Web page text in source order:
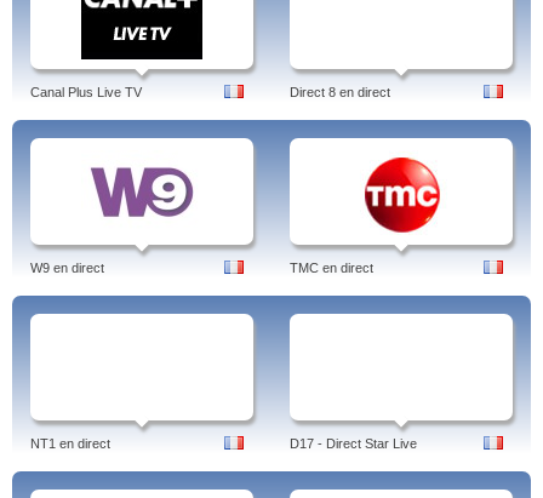
Canal Plus Live TV Direct 8 en direct
W9 en direct TMC en direct
NT1 en direct D17 - Direct Star Live